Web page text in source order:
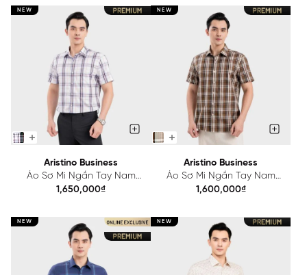
NEW
Aristino Business
Áo Sơ Mi Ngắn Tay Nam
Aristino Business Regular Fit
1,650,000₫
NEW
Aristino Business
Áo Sơ Mi Ngắn Tay Nam
Aristino Business Regular Fit
1,600,000₫
NEW NEW